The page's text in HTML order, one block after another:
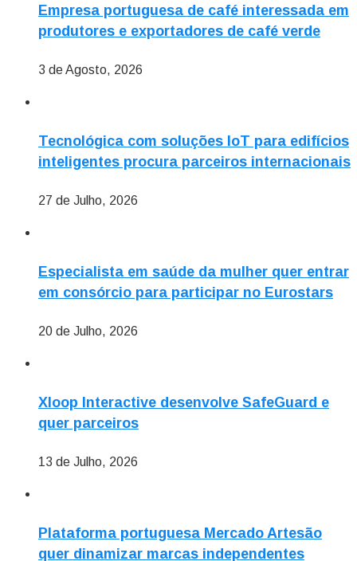
Empresa portuguesa de café interessada em
produtores e exportadores de café verde
3 de Agosto, 2026
Tecnológica com soluções IoT para edifícios
inteligentes procura parceiros internacionais
27 de Julho, 2026
Especialista em saúde da mulher quer entrar
em consórcio para participar no Eurostars
20 de Julho, 2026
Xloop Interactive desenvolve SafeGuard e
quer parceiros
13 de Julho, 2026
Plataforma portuguesa Mercado Artesão
quer dinamizar marcas independentes